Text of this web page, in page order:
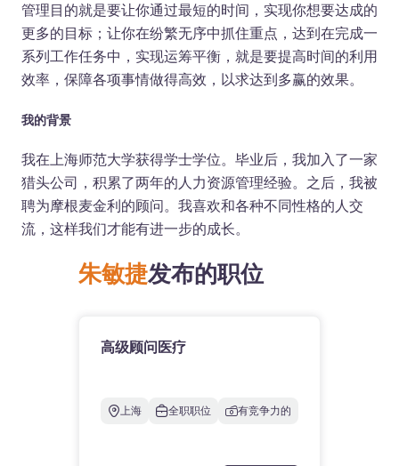
管理目的就是要让你通过最短的时间，实现你想要达成的
更多的目标；让你在纷繁无序中抓住重点，达到在完成一
系列工作任务中，实现运筹平衡，就是要提高时间的利用
效率，保障各项事情做得高效，以求达到多赢的效果。
我的背景
我在上海师范大学获得学士学位。毕业后，我加入了一家
猎头公司，积累了两年的人力资源管理经验。之后，我被
聘为摩根麦金利的顾问。我喜欢和各种不同性格的人交
流，这样我们才能有进一步的成长。
朱敏捷发布的职位
高级顾问医疗
上海 全职职位 有竞争力的